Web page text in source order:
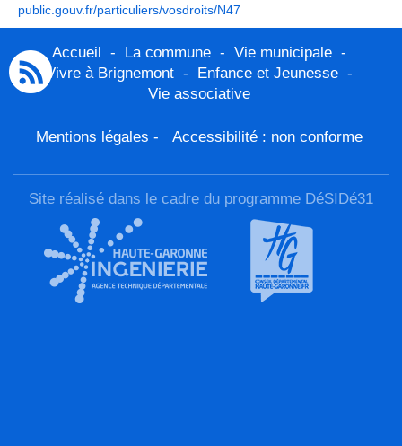
public.gouv.fr/particuliers/vosdroits/N47
Accueil - La commune - Vie municipale -
Vivre à Brignemont - Enfance et Jeunesse -
Vie associative
Mentions légales - Accessibilité : non conforme
Site réalisé dans le cadre du programme DéSIDé31